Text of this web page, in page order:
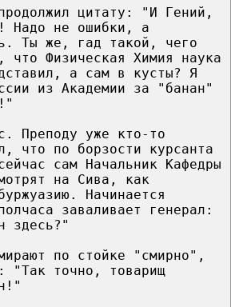
цитату: "И Гений,
Надо не ошибки, а
Ты же, гад такой, чего
что Физическая Химия наука
а сам в кусты? Я
из Академии за "банан"
Преподу уже кто-то
что по борзости курсанта
сам Начальник Кафедры
на Сива, как
Начинается
заваливает генерал:
здесь?"
по стойке "смирно",
"Так точно, товарищ